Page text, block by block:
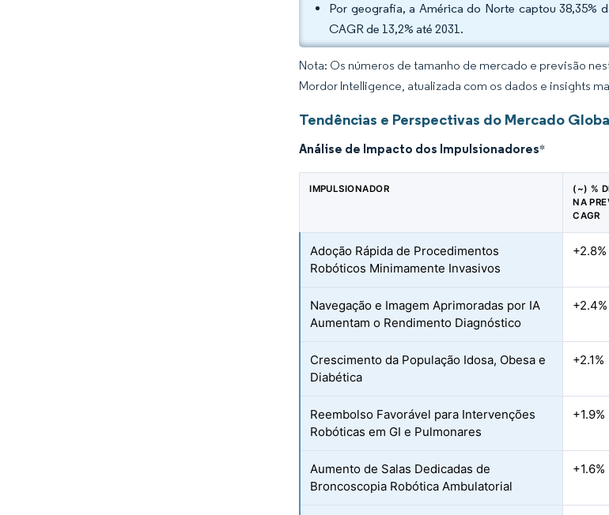
Por geografia, a América do Norte captou 38,35%
CAGR de 13,2% até 2031.
Nota: Os números de tamanho de mercado e previsão
Mordor Intelligence, atualizada com os dados e insights
Tendências e Perspectivas do Mercado
Análise de Impacto dos Impulsionadores*
IMPULSIONADOR
(~) %
NA
CAGR
Adoção Rápida de Procedimentos
Robóticos Minimamente Invasivos
+2.8%
Navegação e Imagem Aprimoradas por IA
Aumentam o Rendimento Diagnóstico
+2.4%
Crescimento da População Idosa, Obesa e
Diabética
+2.1%
Reembolso Favorável para Intervenções
Robóticas em GI e Pulmonares
+1.9%
Aumento de Salas Dedicadas de
Broncoscopia Robótica Ambulatorial
+1.6%